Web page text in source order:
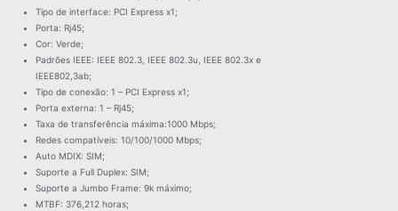
Tipo de interface: PCI Express x1;
Porta: Rj45;
Cor: Verde;
Padrões IEEE: IEEE 802.3, IEEE 802.3u, IEEE 802.3x e
IEEE802,3ab;
Tipo de conexão: 1 – PCI Express x1;
Porta externa: 1 – Rj45;
Taxa de transferência máxima:1000 Mbps;
Redes compatíveis: 10/100/1000 Mbps;
Auto MDIX: SIM;
Suporte a Full Duplex: SIM;
Suporte a Jumbo Frame: 9k máximo;
MTBF: 376,212 horas;